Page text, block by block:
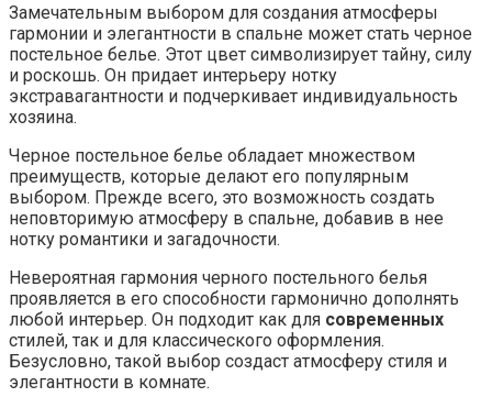
Замечательным выбором для создания атмосферы
гармонии и элегантности в спальне может стать черное
постельное белье. Этот цвет символизирует тайну, силу
и роскошь. Он придает интерьеру нотку
экстравагантности и подчеркивает индивидуальность
хозяина.
Черное постельное белье обладает множеством
преимуществ, которые делают его популярным
выбором. Прежде всего, это возможность создать
неповторимую атмосферу в спальне, добавив в нее
нотку романтики и загадочности.
Невероятная гармония черного постельного белья
проявляется в его способности гармонично дополнять
любой интерьер. Он подходит как для современных
стилей, так и для классического оформления.
Безусловно, такой выбор создаст атмосферу стиля и
элегантности в комнате.